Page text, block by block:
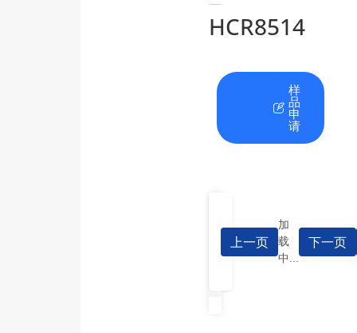
HCR8514
料
下
样
品
申
请
上一页
加
载
中...
下一页